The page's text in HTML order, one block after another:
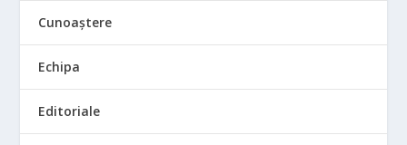
Cunoaștere
Echipa
Editoriale